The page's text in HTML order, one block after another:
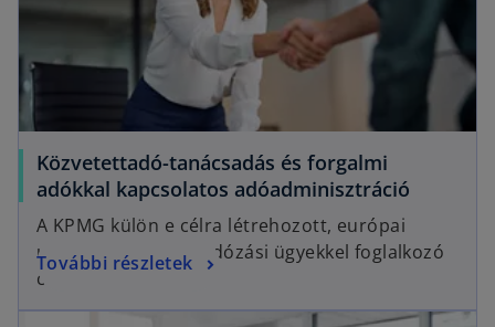
Közvetettadó-tanácsadás és forgalmi
adókkal kapcsolatos adóadminisztráció
A KPMG külön e célra létrehozott, európai
uniós és közvetett adózási ügyekkel foglalkozó
csoportja.
További részletek